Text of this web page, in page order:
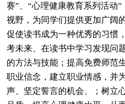
赛”、“心理健康教育系列活动
视野，为同学们提供更加广阔
促使读书成为一种优秀的习惯
考未来、在读书中学习发现问
的方法与技能；提高免费师范
职业信念，建立职业情感，并
声、坚定誓言的机会、；树立